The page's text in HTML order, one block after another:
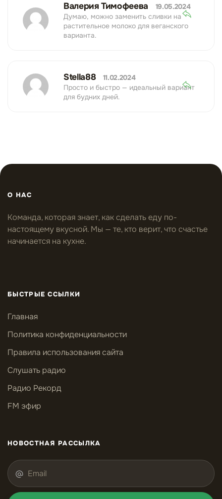
Валерия Тимофеева
19.05.2024
Думаю, можно заменить сливки на
растительное молоко для веганского
варианта.
Stella88
11.02.2024
Просто и быстро — идеальный вариант
для будних дней.
О НАС
Команда, которая знает, как сделать еду по-
настоящему вкусной. Мы — те, кто верит, что счастье
начинается на кухне.
БЫСТРЫЕ ССЫЛКИ
Главная
Политика конфиденциальности
Правила использования сайта
Слушать радио
Радио Рекорд
FM эфир
НОВОСТНАЯ РАССЫЛКА